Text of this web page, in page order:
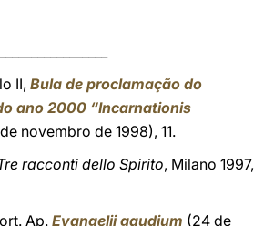
II, Bula de proclamação do
ano 2000 “Incarnationis
novembro de 1998), 11.
racconti dello Spirito, Milano 1997,
Ap.Evangelii gaudium (24 de